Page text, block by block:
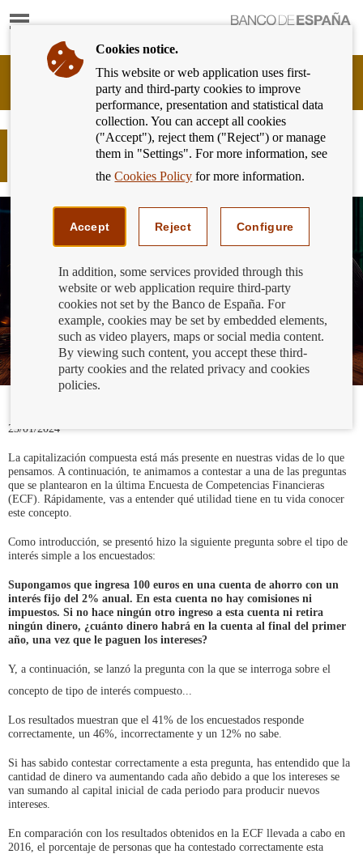
Show
Banking
Customer
Banco
España
Eurosystem,
¿Sabes qué es el tipo de interés
compuesto?
23/01/2024
La capitalización compuesta está más presente en nuestras vidas de lo que
pensamos. A continuación, te animamos a contestar a una de las preguntas
que se plantearon en la última Encuesta de Competencias Financieras
(ECF). Rápidamente, vas a entender qué utilidad tiene en tu vida conocer
este concepto.
Como introducción, se presentó hizo la siguiente pregunta sobre el tipo de
interés simple a los encuestados:
Supongamos que ingresa 100 euros en una cuenta de ahorro con un
interés fijo del 2% anual. En esta cuenta no hay comisiones ni
impuestos. Si no hace ningún otro ingreso a esta cuenta ni retira
ningún dinero, ¿cuánto dinero habrá en la cuenta al final del primer
año, una vez que le paguen los intereses?
Y, a continuación, se lanzó la pregunta con la que se interroga sobre el
concepto de tipo de interés compuesto...
Los resultados muestran que el 41% de los encuestados responde
correctamente, un 46%, incorrectamente y un 12% no sabe.
Si has sabido contestar correctamente a esta pregunta, has entendido que la
cantidad de dinero va aumentando cada año debido a que los intereses se
van sumando al capital inicial de cada periodo para producir nuevos
intereses.
En comparación con los resultados obtenidos en la ECF llevada a cabo en
2016, el porcentaje de personas que ha contestado correctamente esta
Cookies notice.
This website or web application uses first-
party and third-party cookies to improve
performance, presentation and statistical data
collection. You can accept all cookies
("Accept"), reject them ("Reject") or manage
them in "Settings". For more information, see
theCookies Policy for more information.
Accept Reject Configure
In addition, some services provided through this
website or web application require third-party
cookies not set by the Banco de España. For
example, cookies may be set by embedded elements,
such as video players, maps or social media content.
By viewing such content, you accept these third-
party cookies and the related privacy and cookies
policies.